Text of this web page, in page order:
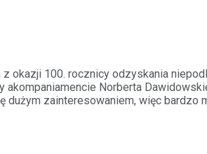
100. rocznicy odzyskania
Norberta
dużym zainteresowaniem, więc